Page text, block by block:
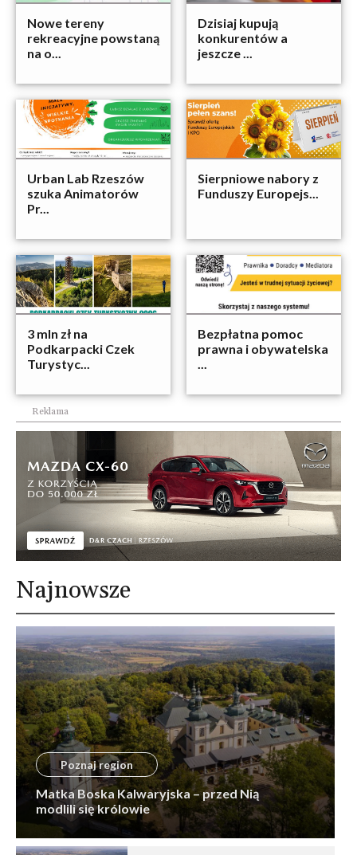
Nowe tereny
rekreacyjne powstaną
na o...
Dzisiaj kupują
konkurentów a
jeszcze ...
Urban Lab Rzeszów
szuka Animatorów
Pr...
Sierpniowe nabory z
Funduszy Europejs...
3 mln zł na
Podkarpacki Czek
Turystyc...
Bezpłatna pomoc
prawna i obywatelska
...
Reklama
Najnowsze
Poznaj region
Matka Boska Kalwaryjska – przed Nią
modlili się królowie